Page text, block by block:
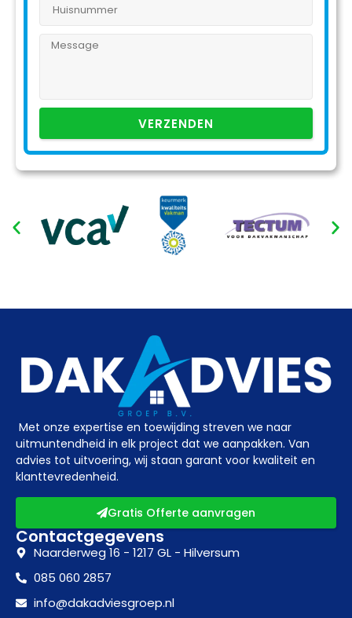
VERZENDEN
Met onze expertise en toewijding streven we naar
uitmuntendheid in elk project dat we aanpakken. Van
advies tot uitvoering, wij staan garant voor kwaliteit en
klanttevredenheid.
Gratis Offerte aanvragen
Contactgegevens
Naarderweg 16 - 1217 GL - Hilversum
085 060 2857
info@dakadviesgroep.nl